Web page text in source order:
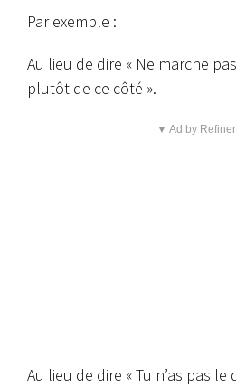
Par exemple :
Au lieu de dire « Ne marche
plutôt de ce côté ».
▼ Ad by
Au lieu de dire « Tu n’as pas